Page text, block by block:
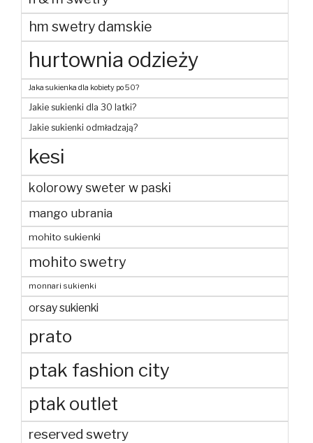
hm swetry damskie
hurtownia odzieży
Jaka sukienka dla kobiety po 50?
Jakie sukienki dla 30 latki?
Jakie sukienki odmładzają?
kesi
kolorowy sweter w paski
mango ubrania
mohito sukienki
mohito swetry
monnari sukienki
orsay sukienki
prato
ptak fashion city
ptak outlet
reserved swetry